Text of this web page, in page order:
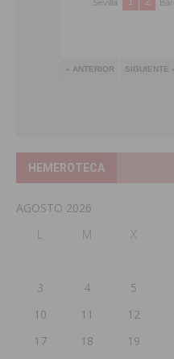
HEMEROTECA
AGOSTO 2026
L
M X
3
4 5
10
11 12
17
18 19